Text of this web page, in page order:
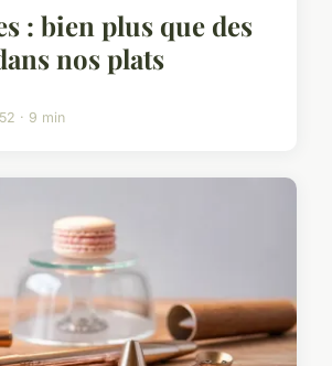
: bien plus que des
nos plats
· 9 min